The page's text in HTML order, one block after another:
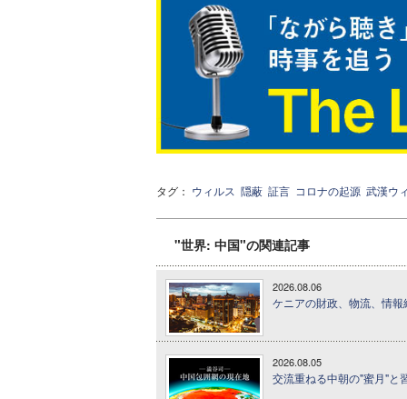
タグ： ウィルス 隠蔽 証言 コロナの起源 武漢ウ
"世界: 中国"の関連記事
2026.08.06
ケニアの財政、物流、情
2026.08.05
交流重ねる中朝の"蜜月"と